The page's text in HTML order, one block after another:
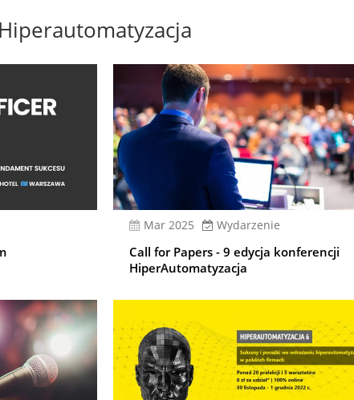
mar 2025 Wydarzenie
Call for Papers - 9 edycja konferencji
HiperAutomatyzacja